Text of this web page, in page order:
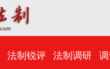
法制锐评 法制调研